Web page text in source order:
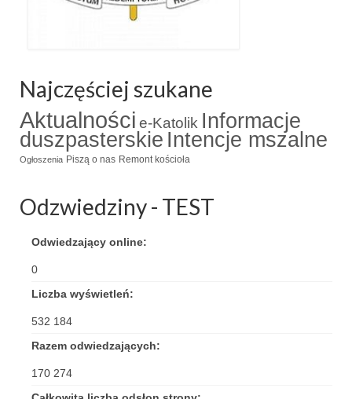
100 lecie Niepodległości
Narodowy Dzień Pamięci “Żołnierzy
Wyklętych” 2018
Galerie 2017
Wprowadzenie nowego Proboszcza
Imieniny kapłana
Zaprzyjaźnione strony
Kontakt
POMOC PSYCHOTERAPEUTY
Najczęściej szukane
Aktualności e-Katolik Informacje
duszpasterskie Intencje mszalne
Ogłoszenia Piszą o nas Remont kościoła
Odzwiedziny - TEST
Odwiedzający online:
0
Liczba wyświetleń:
532 184
Razem odwiedzających:
170 274